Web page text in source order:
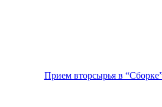
Прием вторсырья в